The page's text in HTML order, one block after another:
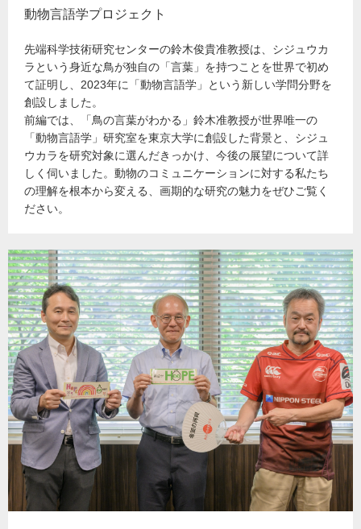
動物言語学プロジェクト
先端科学技術研究センターの鈴木俊貴准教授は、シジュウカ
ラという身近な鳥が独自の「言葉」を持つことを世界で初め
て証明し、2023年に「動物言語学」という新しい学問分野を
創設しました。
前編では、「鳥の言葉がわかる」鈴木准教授が世界唯一の
「動物言語学」研究室を東京大学に創設した背景と、シジュ
ウカラを研究対象に選んだきっかけ、今後の展望について詳
しく伺いました。動物のコミュニケーションに対する私たち
の理解を根本から変える、画期的な研究の魅力をぜひご覧く
ださい。